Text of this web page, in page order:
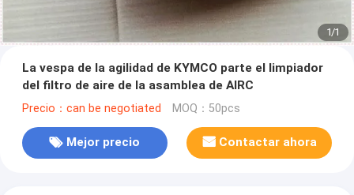
1/1
La vespa de la agilidad de KYMCO parte el limpiador
del filtro de aire de la asamblea de AIRC
Precio：can be negotiated MOQ：50pcs
Mejor precio Contactar ahora